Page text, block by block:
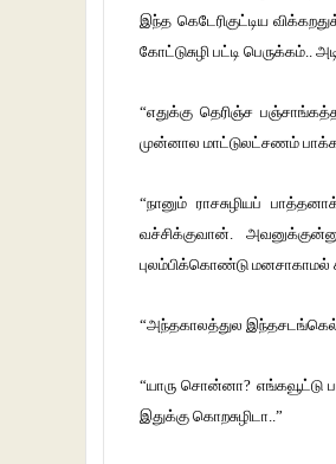
இந்த கெடேரிகுட்டிய
கோட்டுசுழி பட்டி பெருக்கம்..
“எதுக்கு தெரிஞ்ச
முன்னால மாட்டுலட்சணம்
“நானும் ராசசுழியப்
வச்சிக்குவான்.
புலம்பிக்கொண்டு மனசாகாமல்
“அந்தகாலத்துல
“யாரு சொன்னா? எங்கவூட்டு
இதுக்கு கொறசுழிடா..”